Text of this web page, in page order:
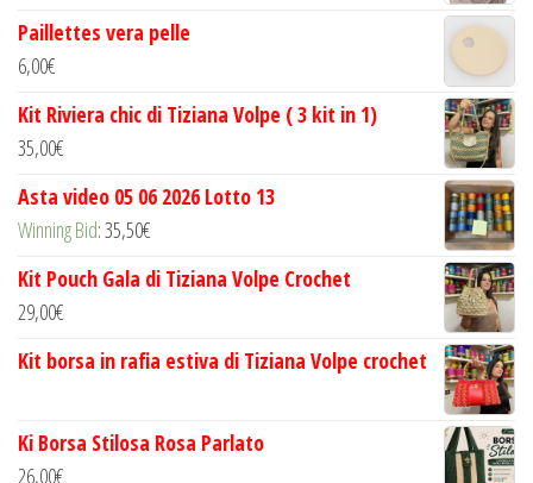
Paillettes vera pelle
6,00€
Kit Riviera chic di Tiziana Volpe ( 3 kit in 1)
35,00€
Asta video 05 06 2026 Lotto 13
Winning Bid:35,50€
Kit Pouch Gala di Tiziana Volpe Crochet
29,00€
Kit borsa in rafia estiva di Tiziana Volpe crochet
Ki Borsa Stilosa Rosa Parlato
26,00€